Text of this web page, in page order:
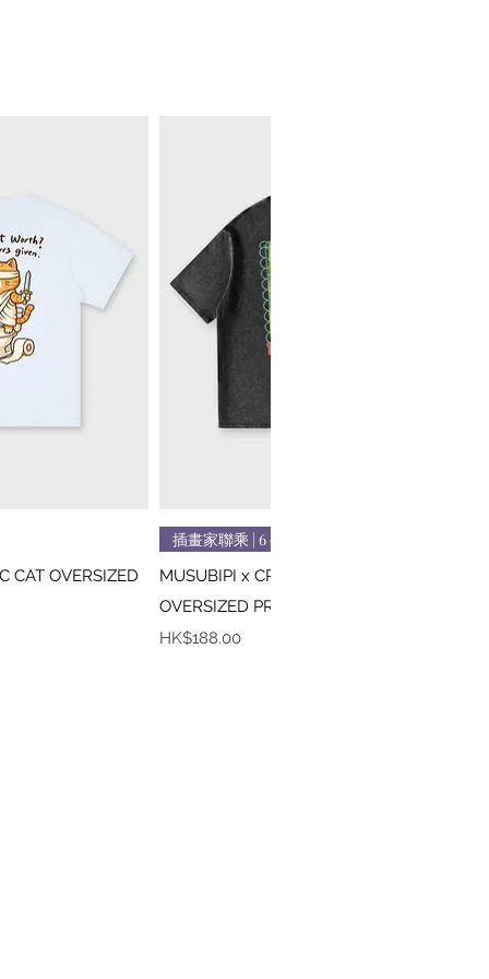
CAT OVERSIZED
插畫家聯乘 | 6 colors
MUSUBIPI x CREEPS / MONA LISA
OVERSIZED PRINTED TEE
價格
HK$188.00